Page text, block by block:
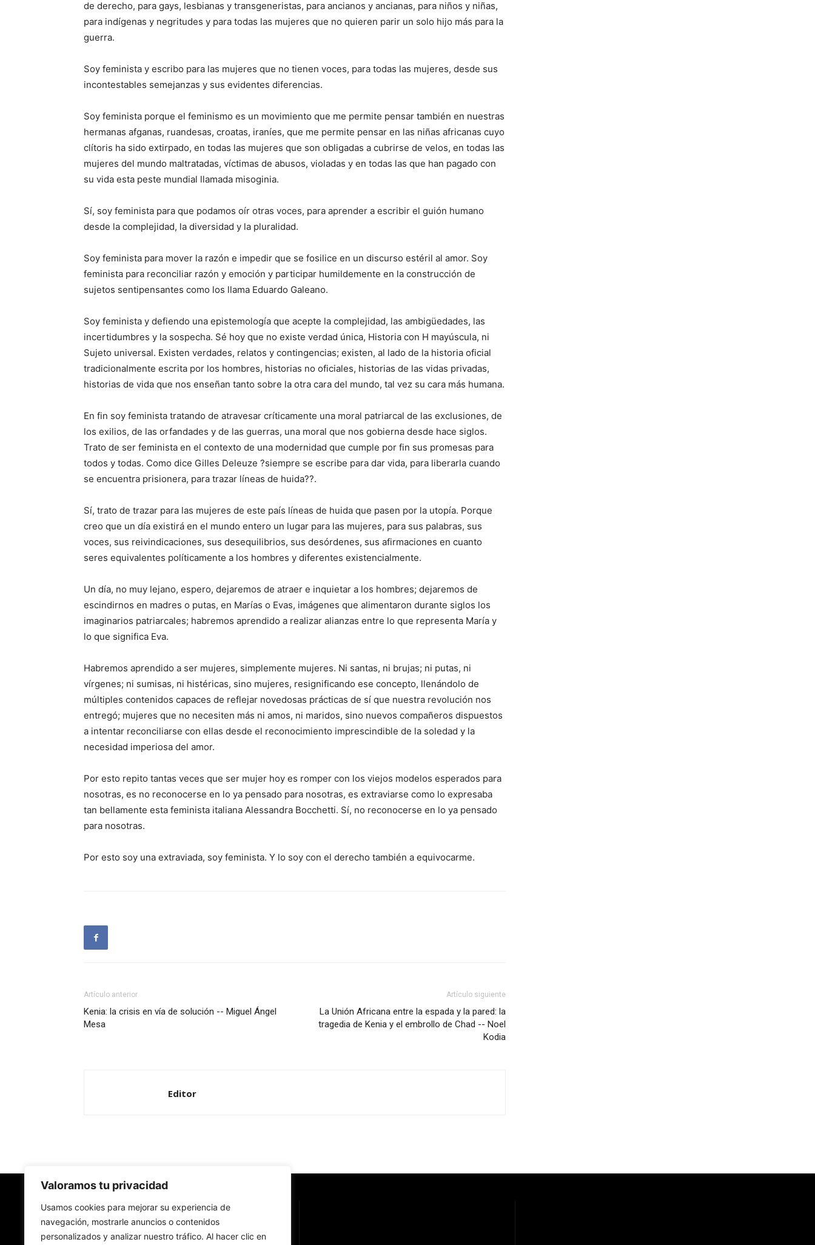
Valoramos tu privacidad
Usamos cookies para mejorar su experiencia de
navegación, mostrarle anuncios o contenidos
personalizados y analizar nuestro tráfico. Al hacer clic en
de derecho, para gays, lesbianas y transgeneristas, para ancianos y ancianas, para niños y niñas,
para indígenas y negritudes y para todas las mujeres que no quieren parir un solo hijo más para la
guerra.
Soy feminista y escribo para las mujeres que no tienen voces, para todas las mujeres, desde sus
incontestables semejanzas y sus evidentes diferencias.
Soy feminista porque el feminismo es un movimiento que me permite pensar también en nuestras
hermanas afganas, ruandesas, croatas, iraníes, que me permite pensar en las niñas africanas cuyo
clítoris ha sido extirpado, en todas las mujeres que son obligadas a cubrirse de velos, en todas las
mujeres del mundo maltratadas, víctimas de abusos, violadas y en todas las que han pagado con
su vida esta peste mundial llamada misoginia.
Sí, soy feminista para que podamos oír otras voces, para aprender a escribir el guión humano
desde la complejidad, la diversidad y la pluralidad.
Soy feminista para mover la razón e impedir que se fosilice en un discurso estéril al amor. Soy
feminista para reconciliar razón y emoción y participar humildemente en la construcción de
sujetos sentipensantes como los llama Eduardo Galeano.
Soy feminista y defiendo una epistemología que acepte la complejidad, las ambigüedades, las
incertidumbres y la sospecha. Sé hoy que no existe verdad única, Historia con H mayúscula, ni
Sujeto universal. Existen verdades, relatos y contingencias; existen, al lado de la historia oficial
tradicionalmente escrita por los hombres, historias no oficiales, historias de las vidas privadas,
historias de vida que nos enseñan tanto sobre la otra cara del mundo, tal vez su cara más humana.
En fin soy feminista tratando de atravesar críticamente una moral patriarcal de las exclusiones, de
los exilios, de las orfandades y de las guerras, una moral que nos gobierna desde hace siglos.
Trato de ser feminista en el contexto de una modernidad que cumple por fin sus promesas para
todos y todas. Como dice Gilles Deleuze ?siempre se escribe para dar vida, para liberarla cuando
se encuentra prisionera, para trazar líneas de huida??.
Sí, trato de trazar para las mujeres de este país líneas de huida que pasen por la utopía. Porque
creo que un día existirá en el mundo entero un lugar para las mujeres, para sus palabras, sus
voces, sus reivindicaciones, sus desequilibrios, sus desórdenes, sus afirmaciones en cuanto
seres equivalentes políticamente a los hombres y diferentes existencialmente.
Un día, no muy lejano, espero, dejaremos de atraer e inquietar a los hombres; dejaremos de
escindirnos en madres o putas, en Marías o Evas, imágenes que alimentaron durante siglos los
imaginarios patriarcales; habremos aprendido a realizar alianzas entre lo que representa María y
lo que significa Eva.
Habremos aprendido a ser mujeres, simplemente mujeres. Ni santas, ni brujas; ni putas, ni
vírgenes; ni sumisas, ni histéricas, sino mujeres, resignificando ese concepto, llenándolo de
múltiples contenidos capaces de reflejar novedosas prácticas de sí que nuestra revolución nos
entregó; mujeres que no necesiten más ni amos, ni maridos, sino nuevos compañeros dispuestos
a intentar reconciliarse con ellas desde el reconocimiento imprescindible de la soledad y la
necesidad imperiosa del amor.
Por esto repito tantas veces que ser mujer hoy es romper con los viejos modelos esperados para
nosotras, es no reconocerse en lo ya pensado para nosotras, es extraviarse como lo expresaba
tan bellamente esta feminista italiana Alessandra Bocchetti. Sí, no reconocerse en lo ya pensado
para nosotras.
Por esto soy una extraviada, soy feminista. Y lo soy con el derecho también a equivocarme.
Artículo anterior
Kenia: la crisis en vía de solución -- Miguel Ángel
Mesa
Artículo siguiente
La Unión Africana entre la espada y la pared: la
tragedia de Kenia y el embrollo de Chad -- Noel
Kodia
Editor
Redes Cristianas